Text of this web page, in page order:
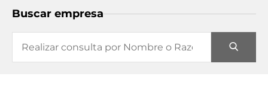
Buscar empresa